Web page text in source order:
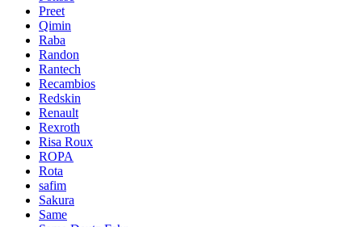
Preet
Qimin
Raba
Randon
Rantech
Recambios
Redskin
Renault
Rexroth
Risa Roux
ROPA
Rota
safim
Sakura
Same